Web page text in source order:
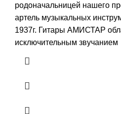
родоначальницей нашего
артель музыкальных
1937г. Гитары АМИСТАР
исключительным звучанием